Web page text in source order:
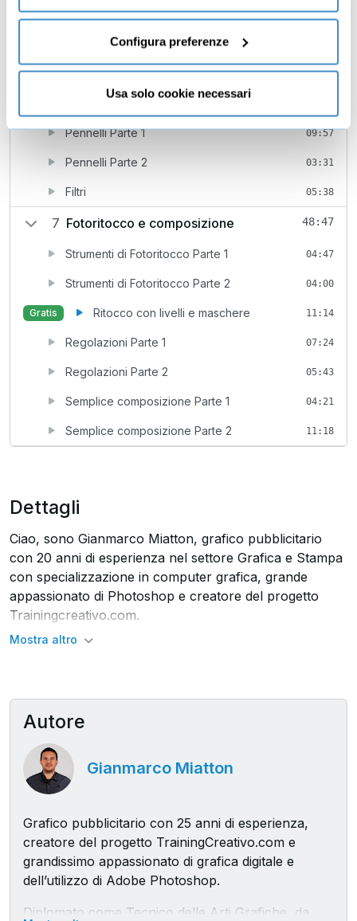
funzionamento del sito.
Configura preferenze
Usa solo cookie necessari
Composizioni livelli 07:06
Unire livelli
6 Colore e strumenti creativi 29:44
Pennelli Parte 1 09:57
Pennelli Parte 2 03:31
Filtri 05:38
7 Fotoritocco e composizione 48:47
Strumenti di Fotoritocco Parte 1 04:47
Strumenti di Fotoritocco Parte 2 04:00
Gratis Ritocco con livelli e maschere 11:14
Regolazioni Parte 1 07:24
Regolazioni Parte 2 05:43
Semplice composizione Parte 1 04:21
Semplice composizione Parte 2 11:18
Dettagli
Ciao, sono Gianmarco Miatton, grafico pubblicitario
con 20 anni di esperienza nel settore Grafica e Stampa
con specializzazione in computer grafica, grande
appassionato di Photoshop e creatore del progetto
Trainingcreativo.com.
seconda del lavoro che dovrai andare a fare.
Photoshop è il software n. 1 al mondo per la gestione
delle immagini.
qualche “trucco del mestiere” di chi usa questo
programma di professione, ti consentirà di realizzare
immagini dall'aspetto professionale, sia operando con il
semplice fotoritocco su foto esistenti, sia realizzando le
Mostra altro
Autore
Gianmarco Miatton
Grafico pubblicitario con 25 anni di esperienza,
creatore del progetto TrainingCreativo.com e
grandissimo appassionato di grafica digitale e
dell’utilizzo di Adobe Photoshop.
Diplomato come Tecnico delle Arti Grafiche, da